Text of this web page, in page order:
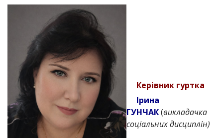
Керівник гуртка
Ірина
ГУНЧАК(викладачка
соціальних дисциплін)